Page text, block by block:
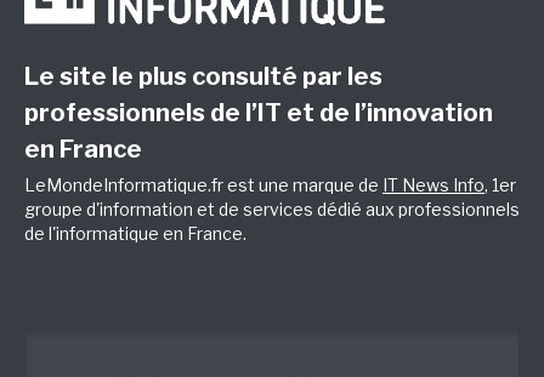
Le site le plus consulté par les
professionnels de l’IT et de l’innovation
en France
LeMondeInformatique.fr est une marque de IT News Info, 1er
groupe d'information et de services dédié aux professionnels
de l'informatique en France.